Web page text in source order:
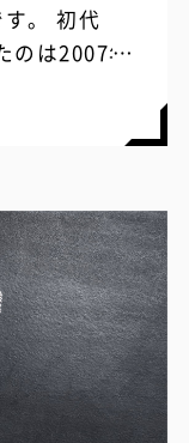
。 初代
のは2007年